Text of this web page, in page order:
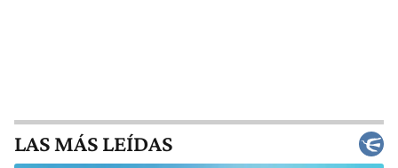
LAS MÁS LEÍDAS